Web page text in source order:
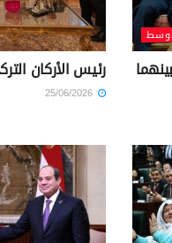
رئيس الأركان